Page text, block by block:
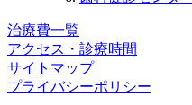
治療費一覧
アクセス・診療時間
サイトマップ
プライバシーポリシー